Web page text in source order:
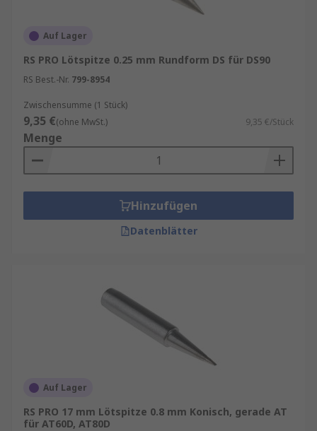
Auf Lager
RS PRO Lötspitze 0.25 mm Rundform DS für DS90
RS Best.-Nr. 799-8954
Zwischensumme (1 Stück)
9,35 €(ohne MwSt.) 9,35 €/Stück
Menge
Hinzufügen
Datenblätter
Auf Lager
RS PRO 17 mm Lötspitze 0.8 mm Konisch, gerade AT
für AT60D, AT80D